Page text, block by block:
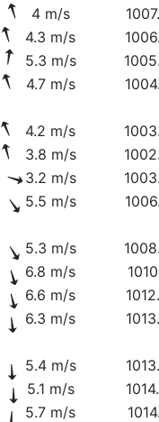
4 m/s
4.3 m/s
5.3 m/s
4.7 m/s
4.2 m/s
3.8 m/s
3.2 m/s
5.5 m/s
5.3 m/s
6.8 m/s
6.6 m/s
6.3 m/s
5.4 m/s
5.1 m/s
5.7 m/s